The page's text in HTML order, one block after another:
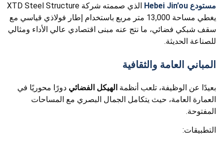
مستودع Hebei Jin’ou
الذي صممته شركة XTD Steel Structure
يغطي مساحة 13,000 متر مربع باستخدام إطار فولاذي قياسي مع
سقف شبكي فضائي، ما نتج عنه مبنى اقتصادي عالي الأداء ومثالي
للصناعة الحديثة.
المباني العامة والثقافية
بعيدًا عن الوظيفة، تلعب أنظمة الهيكل الفضائي دورًا محوريًا في
العمارة العامة، حيث يتكامل الجمال البصري مع المساحات
المفتوحة.
التطبيقات: